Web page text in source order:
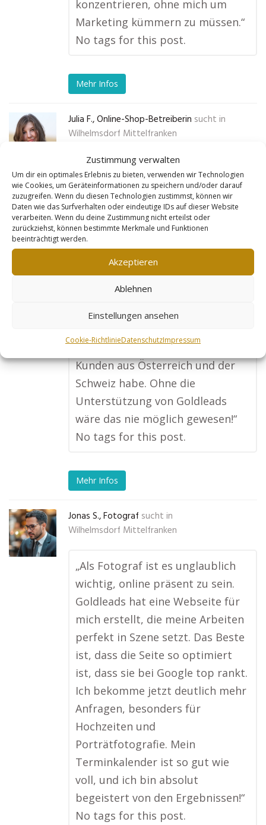
Zustimmung verwalten
Um dir ein optimales Erlebnis zu bieten, verwenden wir Technologien
wie Cookies, um Geräteinformationen zu speichern und/oder darauf
zuzugreifen. Wenn du diesen Technologien zustimmst, können wir
Daten wie das Surfverhalten oder eindeutige IDs auf dieser Website
verarbeiten. Wenn du deine Zustimmung nicht erteilst oder
zurückziehst, können bestimmte Merkmale und Funktionen
beeinträchtigt werden.
Akzeptieren
Ablehnen
Einstellungen ansehen
Cookie-RichtlinieDatenschutzImpressum
konzentrieren, ohne mich um
Marketing kümmern zu müssen.“
No tags for this post.
Mehr Infos
Julia F., Online-Shop-Betreiberin sucht in
Wilhelmsdorf Mittelfranken
„Ich verkaufe nachhaltige
Haushaltsprodukte und wollte
immer mehr Kunden erreichen.
Goldleads hat eine Webseite für
mich erstellt, die perfekt auf
meinen Shop abgestimmt ist. Sie
optimieren jedes Produkt für
Suchmaschinen, und seitdem
haben sich meine Verkäufe
spannend ist, dass ich jetzt auch
Kunden aus Österreich und der
Schweiz habe. Ohne die
Unterstützung von Goldleads
wäre das nie möglich gewesen!“
No tags for this post.
Mehr Infos
Jonas S., Fotograf sucht in
Wilhelmsdorf Mittelfranken
„Als Fotograf ist es unglaublich
wichtig, online präsent zu sein.
Goldleads hat eine Webseite für
mich erstellt, die meine Arbeiten
perfekt in Szene setzt. Das Beste
ist, dass die Seite so optimiert
ist, dass sie bei Google top rankt.
Ich bekomme jetzt deutlich mehr
Anfragen, besonders für
Hochzeiten und
Porträtfotografie. Mein
Terminkalender ist so gut wie
voll, und ich bin absolut
begeistert von den Ergebnissen!“
No tags for this post.